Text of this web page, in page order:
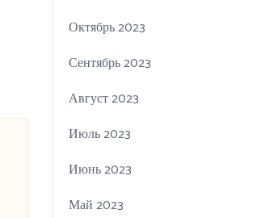
Октябрь 2023
Сентябрь 2023
Август 2023
Июль 2023
Июнь 2023
Май 2023